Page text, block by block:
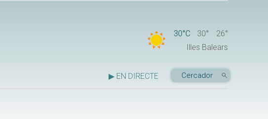
30°C 30°
26°
Illes Balears
▶ EN DIRECTE